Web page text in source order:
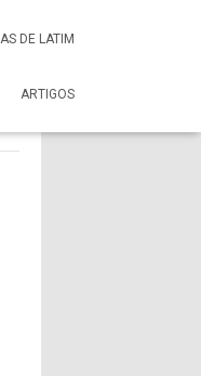
DE LATIM
ARTIGOS